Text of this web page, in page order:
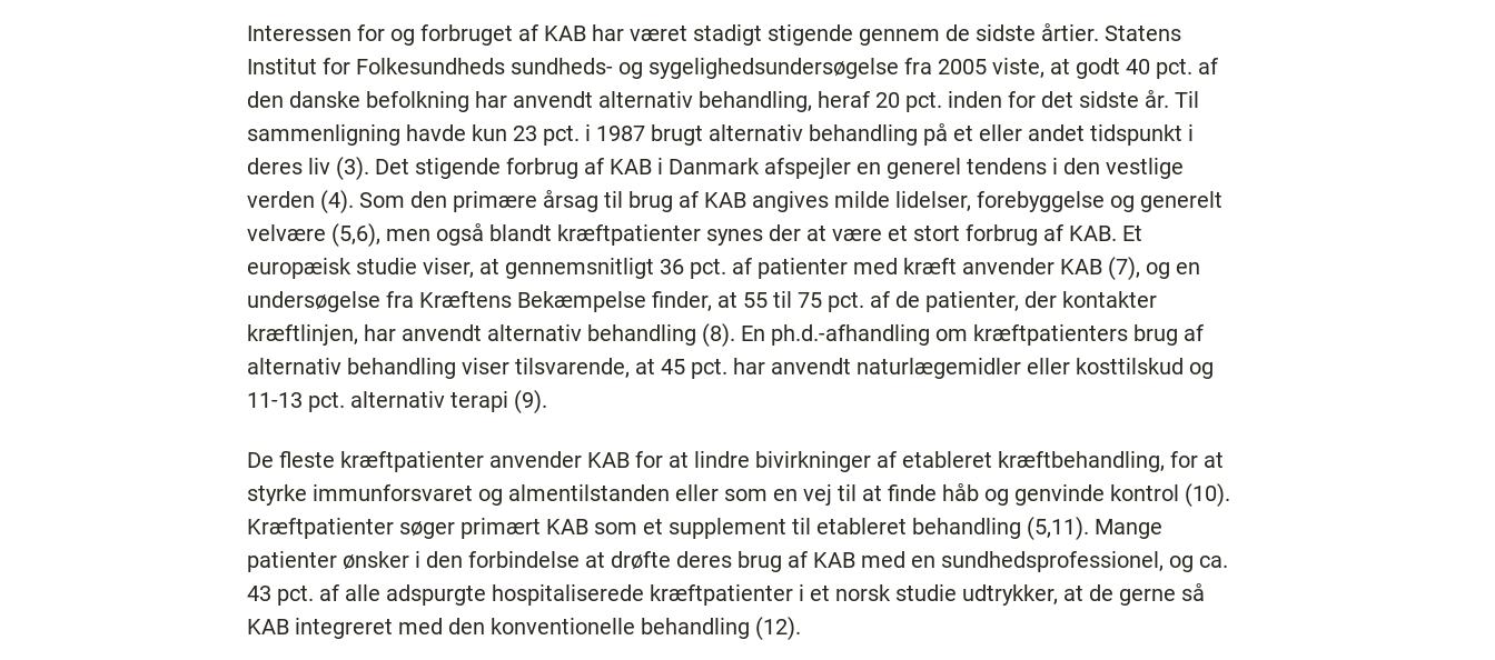
Interessen for og forbruget af KAB har været stadigt stigende gennem de sidste årtier. Statens
Institut for Folkesundheds sundheds- og sygelighedsundersøgelse fra 2005 viste, at godt 40 pct. af
den danske befolkning har anvendt alternativ behandling, heraf 20 pct. inden for det sidste år. Til
sammenligning havde kun 23 pct. i 1987 brugt alternativ behandling på et eller andet tidspunkt i
deres liv (3). Det stigende forbrug af KAB i Danmark afspejler en generel tendens i den vestlige
verden (4). Som den primære årsag til brug af KAB angives milde lidelser, forebyggelse og generelt
velvære (5,6), men også blandt kræftpatienter synes der at være et stort forbrug af KAB. Et
europæisk studie viser, at gennemsnitligt 36 pct. af patienter med kræft anvender KAB (7), og en
undersøgelse fra Kræftens Bekæmpelse finder, at 55 til 75 pct. af de patienter, der kontakter
kræftlinjen, har anvendt alternativ behandling (8). En ph.d.-afhandling om kræftpatienters brug af
alternativ behandling viser tilsvarende, at 45 pct. har anvendt naturlægemidler eller kosttilskud og
11-13 pct. alternativ terapi (9).
De fleste kræftpatienter anvender KAB for at lindre bivirkninger af etableret kræftbehandling, for at
styrke immunforsvaret og almentilstanden eller som en vej til at finde håb og genvinde kontrol (10).
Kræftpatienter søger primært KAB som et supplement til etableret behandling (5,11). Mange
patienter ønsker i den forbindelse at drøfte deres brug af KAB med en sundhedsprofessionel, og ca.
43 pct. af alle adspurgte hospitaliserede kræftpatienter i et norsk studie udtrykker, at de gerne så
KAB integreret med den konventionelle behandling (12).